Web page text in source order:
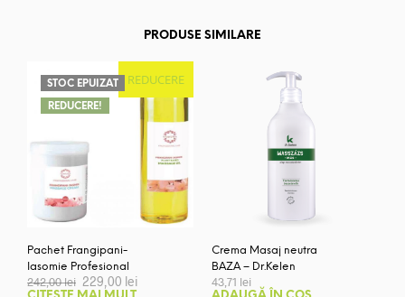
PRODUSE SIMILARE
REDUCERE
REDUCERE!
STOC EPUIZAT
Pachet Frangipani-
Iasomie Profesional
242,00lei Prețul
inițial
229,00 lei
Crema Masaj neutra
BAZA – Dr.Kelen
43,71 lei